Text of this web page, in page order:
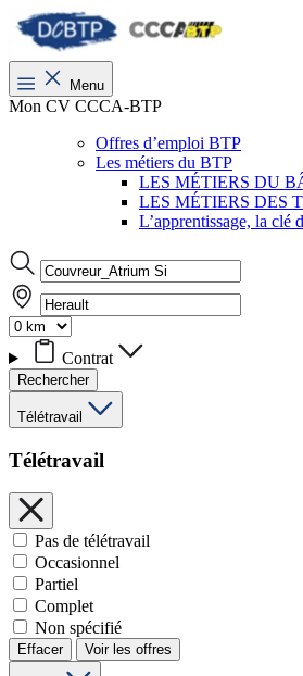
Menu
Mon CV CCCA-BTP
Offres d’emploi BTP
Les métiers du BTP
LES MÉTIERS DU
LES MÉTIERS DES
L’apprentissage, la clé
Contrat
Rechercher
Télétravail
Télétravail
Pas de télétravail
Occasionnel
Partiel
Complet
Non spécifié
Effacer Voir les offres